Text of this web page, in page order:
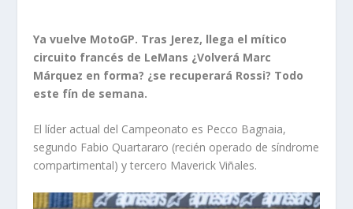
Ya vuelve MotoGP. Tras Jerez, llega el mítico
circuito francés de LeMans ¿Volverá Marc
Márquez en forma? ¿se recuperará Rossi? Todo
este fín de semana.
El líder actual del Campeonato es Pecco Bagnaia,
segundo Fabio Quartararo (recién operado de síndrome
compartimental) y tercero Maverick Viñales.